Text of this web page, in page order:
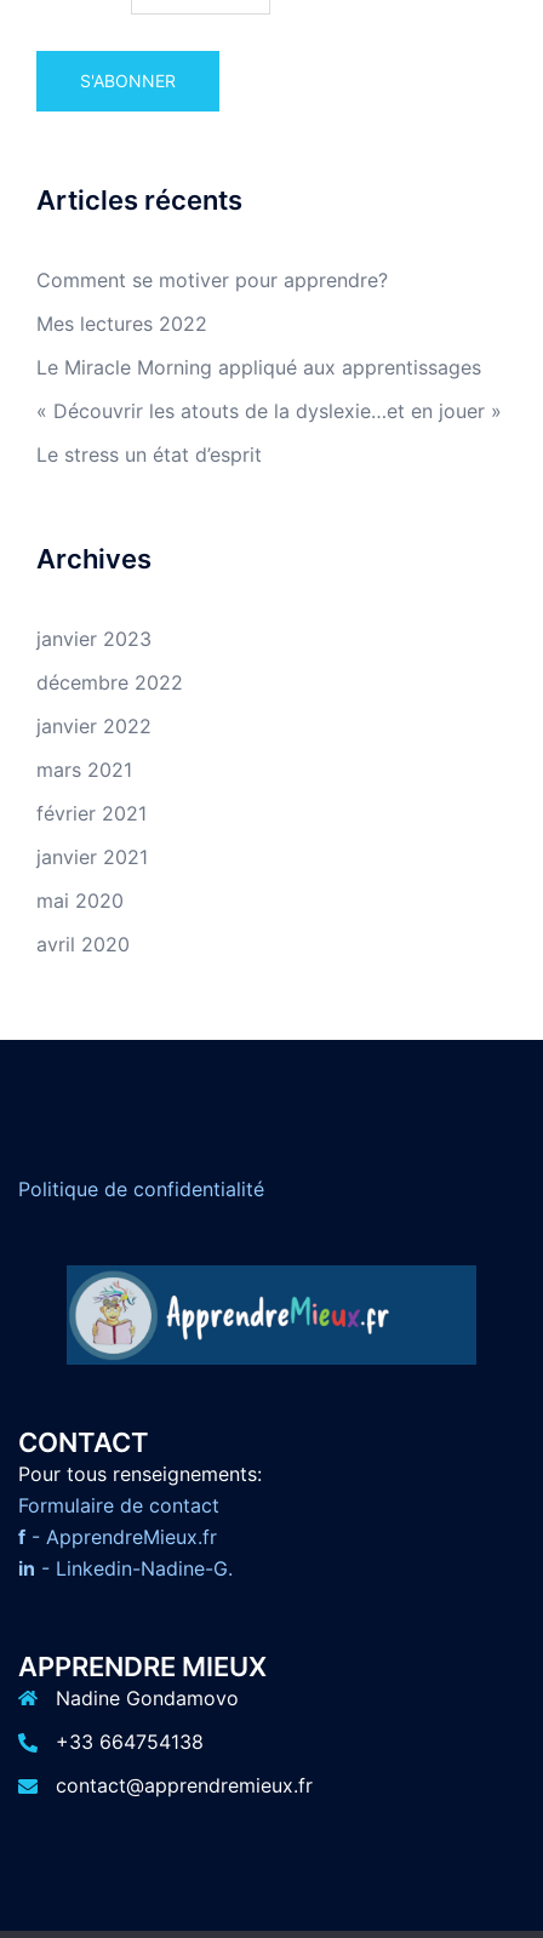
Articles récents
Comment se motiver pour apprendre?
Mes lectures 2022
Le Miracle Morning appliqué aux apprentissages
« Découvrir les atouts de la dyslexie…et en jouer »
Le stress un état d’esprit
Archives
janvier 2023
décembre 2022
janvier 2022
mars 2021
février 2021
janvier 2021
mai 2020
avril 2020
Politique de confidentialité
CONTACT
Pour tous renseignements:
Formulaire de contact
f - ApprendreMieux.fr
in - Linkedin-Nadine-G.
APPRENDRE MIEUX
Nadine Gondamovo
+33 664754138
contact@apprendremieux.fr